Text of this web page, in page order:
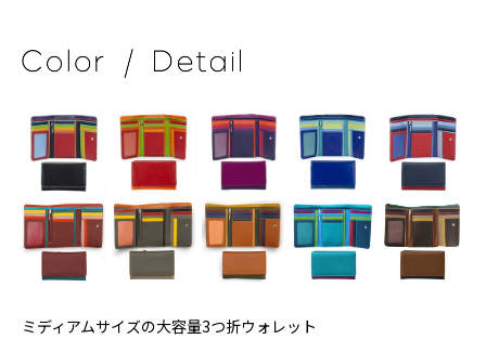
ミディアムサイズの大容量3つ折ウォレット